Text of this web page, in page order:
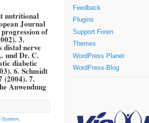
nutritional
Journal
of
3.
distal nerve
und Dr. C.
diabetic
6. Schmidt
(2004). 7.
Anwendung
System,
Feedback
Plugins
Support Foren
Themes
WordPress Planet
WordPress-Blog